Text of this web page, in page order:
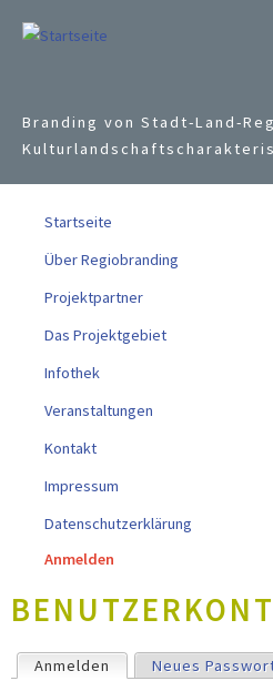
Branding von Stadt-Land-
Startseite
Über Regiobranding
Projektpartner
Das Projektgebiet
Infothek
Veranstaltungen
Kontakt
Impressum
Datenschutzerklärung
Anmelden
H
Anmelden (aktiver Reiter)
Neues